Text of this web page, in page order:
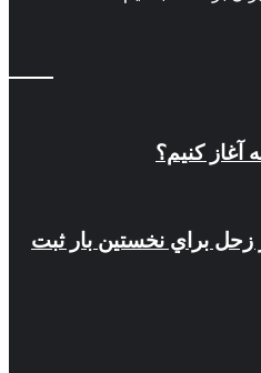
آغاز کنیم؟
زحل براي نخستين بار ثبت